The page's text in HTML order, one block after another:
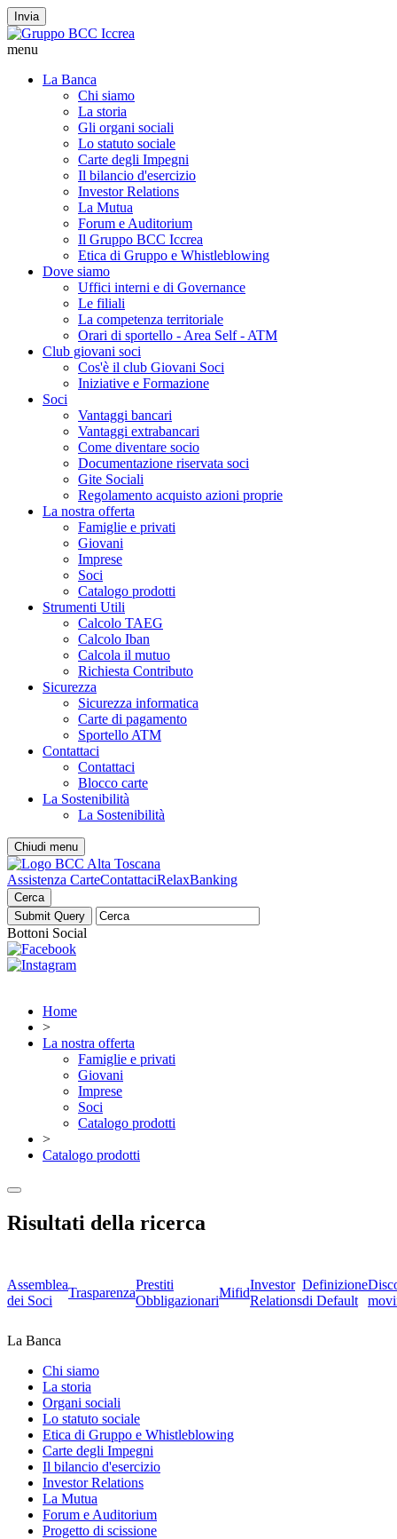
Invia
menu
La Banca
Chi siamo
La storia
Gli organi sociali
Lo statuto sociale
Carte degli Impegni
Il bilancio d'esercizio
Investor Relations
La Mutua
Forum e Auditorium
Il Gruppo BCC Iccrea
Etica di Gruppo e Whistleblowing
Dove siamo
Uffici interni e di Governance
Le filiali
La competenza territoriale
Orari di sportello - Area Self - ATM
Club giovani soci
Cos'è il club Giovani Soci
Iniziative e Formazione
Soci
Vantaggi bancari
Vantaggi extrabancari
Come diventare socio
Documentazione riservata soci
Gite Sociali
Regolamento acquisto azioni proprie
La nostra offerta
Famiglie e privati
Giovani
Imprese
Soci
Catalogo prodotti
Strumenti Utili
Calcolo TAEG
Calcolo Iban
Calcola il mutuo
Richiesta Contributo
Sicurezza
Sicurezza informatica
Carte di pagamento
Sportello ATM
Contattaci
Contattaci
Blocco carte
La Sostenibilità
La Sostenibilità
Chiudi menu
Assistenza CarteContattaciRelaxBanking
Cerca
Bottoni Social
Home
>
La nostra offerta
Famiglie e privati
Giovani
Imprese
Soci
Catalogo prodotti
>
Catalogo prodotti
Risultati della ricerca
Assemblea
dei Soci
Trasparenza
Prestiti
Obbligazionari
Mifid
Investor
Relations
Definizione
di Default
La Banca
Chi siamo
La storia
Organi sociali
Lo statuto sociale
Etica di Gruppo e Whistleblowing
Carte degli Impegni
Il bilancio d'esercizio
Investor Relations
La Mutua
Forum e Auditorium
Progetto di scissione